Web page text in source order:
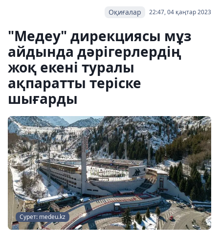
22:47, 04 қаңтар 2023
Оқиғалар
"Медеу" дирекциясы мұз
айдында дәрігерлердің
жоқ екені туралы
ақпаратты теріске
шығарды
Сурет: medeu.kz